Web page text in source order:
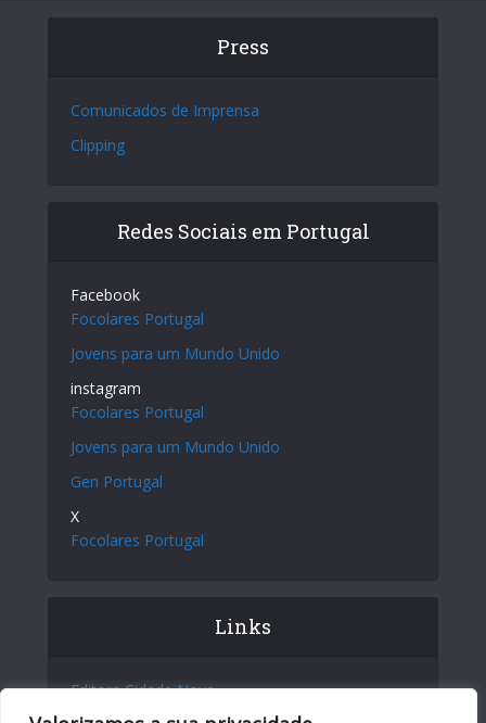
Press
Comunicados de Imprensa
Clipping
Redes Sociais em Portugal
Facebook
Focolares Portugal
Jovens para um Mundo Unido
instagram
Focolares Portugal
Jovens para um Mundo Unido
Gen Portugal
X
Focolares Portugal
Links
Editora Cidade Nova